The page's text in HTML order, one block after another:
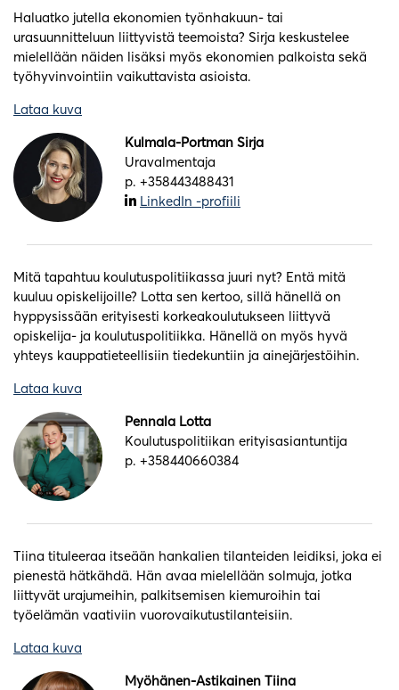
Haluatko jutella ekonomien työnhakuun- tai
urasuunnitteluun liittyvistä teemoista? Sirja keskustelee
mielellään näiden lisäksi myös ekonomien palkoista sekä
työhyvinvointiin vaikuttavista asioista.
Lataa kuva
Kulmala-Portman Sirja
Uravalmentaja
p. +358443488431
LinkedIn -profiili
Mitä tapahtuu koulutuspolitiikassa juuri nyt? Entä mitä
kuuluu opiskelijoille? Lotta sen kertoo, sillä hänellä on
hyppysissään erityisesti korkeakoulutukseen liittyvä
opiskelija- ja koulutuspolitiikka. Hänellä on myös hyvä
yhteys kauppatieteellisiin tiedekuntiin ja ainejärjestöihin.
Lataa kuva
Pennala Lotta
Koulutuspolitiikan erityisasiantuntija
p. +358440660384
Tiina tituleeraa itseään hankalien tilanteiden leidiksi, joka ei
pienestä hätkähdä. Hän avaa mielellään solmuja, jotka
liittyvät urajumeihin, palkitsemisen kiemuroihin tai
työelämän vaativiin vuorovaikutustilanteisiin.
Lataa kuva
Myöhänen-Astikainen Tiina